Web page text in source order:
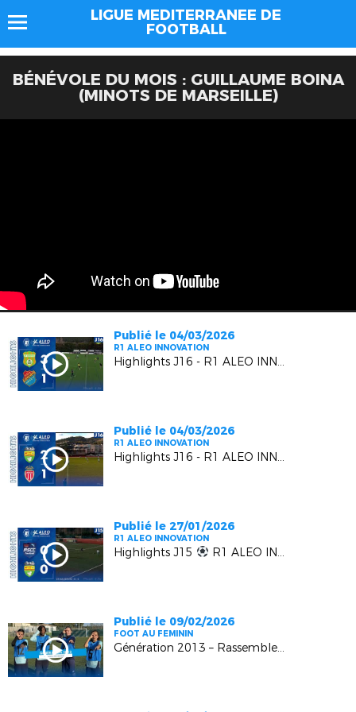
LIGUE MEDITERRANEE DE
FOOTBALL
BÉNÉVOLE DU MOIS : GUILLAUME BOINA
(MINOTS DE MARSEILLE)
Publié le 04/03/2026
R1 ALEO INNOVATION
Highlights J16 - R1 ALEO INNOVATION | AS Gémenosienne VS EUGA Ardziv
Publié le 04/03/2026
R1 ALEO INNOVATION
Highlights J16 - R1 ALEO INNOVATION | L' US MANDELIEU LN VS L' AS MONACO FC 2
Publié le 27/01/2026
R1 ALEO INNOVATION
Highlights J15 R1 ALEO INNOVATION | AS Cagnes Le Croc vs US Mandelieu LN
Publié le 09/02/2026
FOOT AU FEMININ
Génération 2013 – Rassemblement Régional U13F – Episode 4